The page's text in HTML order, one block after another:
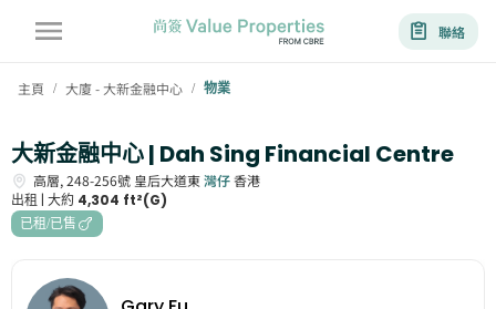
聯絡
主頁 / 大廈 - 大新金融中心 / 物業
大新金融中心 | Dah Sing Financial Centre
高層,248-256號 皇后大道東灣仔香港
出租 | 大約 4,304 ft²(G)
已租/已售